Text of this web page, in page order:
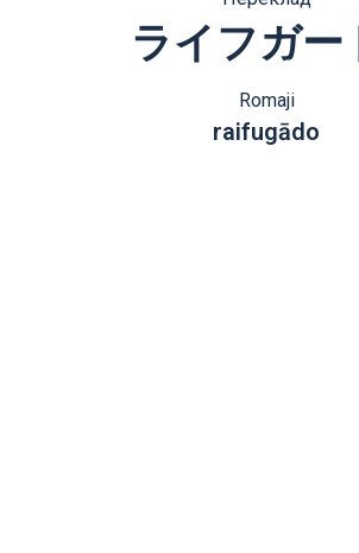
ライフガー
Romaji
raifugādo